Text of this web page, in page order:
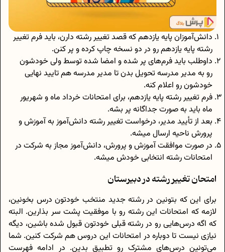
دانش‌آموزان پایه یازدهم که قصد تغییر رشته دارن، باید فرم تغییر
رشته پایه یازدهم رو در دو نسخه چاپ کرده و پر کنن.
داوطلب باید فرم‌های پر شده و امضا شده توسط ولی خودشون
رو به مدیر مدرسه تحویل بدن تا مدیر مدرسه هم تایید نهایی
خودشون رو اعلام کنه.
فرم تغییر رشته پایه یازدهم، برای امتحانات خرداد ماه و شهریور
ماه باید به صورت جداگانه پر بشه.
بعد از تأیید مدیر، درخواست تغییر رشته دانش‌آموز به آموزش و
پرورش ناحیه ارسال میشه.
در صورت موافقت آموزش و پرورش، دانش‌آموز مجاز به شرکت در
امتحانات رشته انتخابی خودش میشه.
امتحان تغییر رشته در دبیرستان
برای این که بتونین در رشته جدید منتخب خودتون درس بخونین،
لازمه که امتحانات این رشته رو با موفقیت پشت سر بذارین. البته
که اگه درس‌هایی رو در رشته قبلی خودتون قبول شده باشین، دیگه
نیازی نیست تا دوباره در امتحانات این دروس هم شرکت کنین. شما
می‌تونین درس‌های مشترک رو تطبیق بدین. در ادامه فهرست